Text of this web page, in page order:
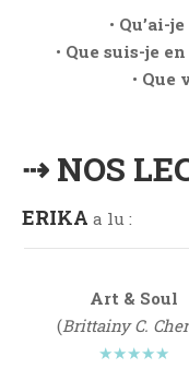
Articles D'Erika
Articles De Steven
Bande Dessinée
Biographie Et
Biographie Fictionnelle
• Qu’ai-
• Que suis-je
• Que
⇢ NOS
ERIKA a lu :
Art & Soul
(Brittainy C.
★★★★★